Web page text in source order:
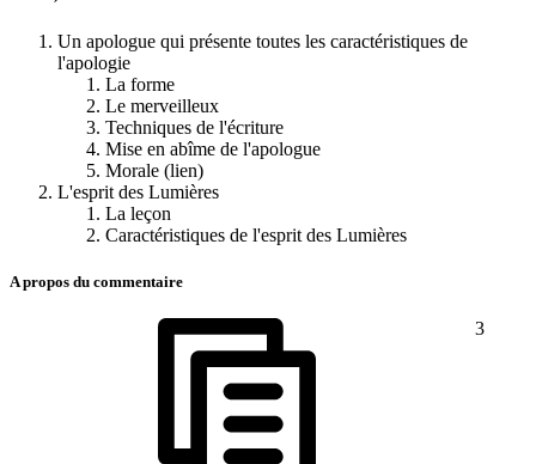
Un apologue qui présente toutes les caractéristiques de
l'apologie
La forme
Le merveilleux
Techniques de l'écriture
Mise en abîme de l'apologue
Morale (lien)
L'esprit des Lumières
La leçon
Caractéristiques de l'esprit des Lumières
A propos du commentaire
3